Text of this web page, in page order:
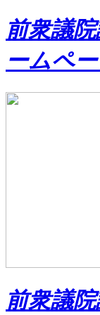
前衆議
ームペ
前衆議